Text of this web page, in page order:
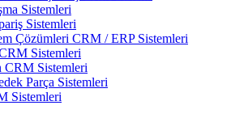
Sistemleri
Sistemleri
Çözümleri CRM / ERP Sistemleri
Sistemleri
CRM Sistemleri
Parça Sistemleri
Sistemleri